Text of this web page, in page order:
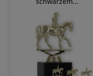
Marmorsockel